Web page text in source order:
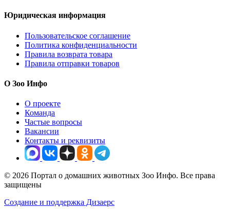
Юридическая информация
Пользовательское соглашение
Политика конфиденциальности
Правила возврата товара
Правила отправки товаров
О Зоо Инфо
О проекте
Команда
Частые вопросы
Вакансии
Контакты и реквизиты
© 2026 Портал о домашних животных Зоо Инфо. Все права
защищены
Создание и поддержка Дизаерс